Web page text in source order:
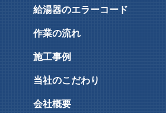
給湯器のエラーコード
作業の流れ
施工事例
当社のこだわり
会社概要